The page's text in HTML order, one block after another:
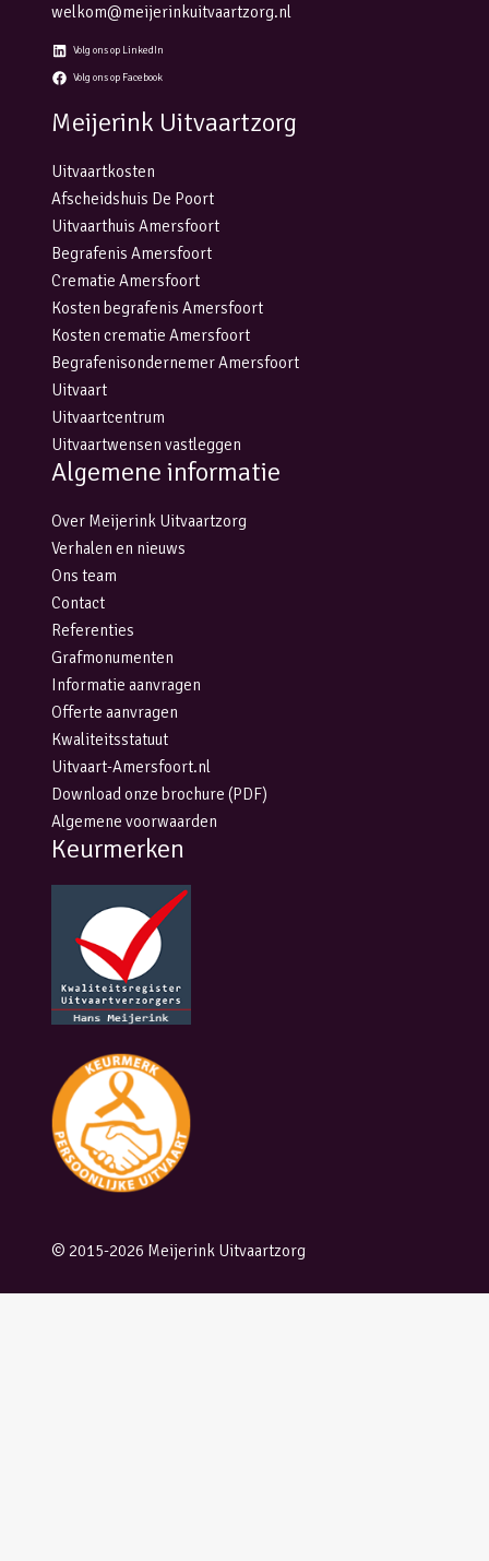
welkom@meijerinkuitvaartzorg.nl
Volg ons op LinkedIn
Volg ons op Facebook
Meijerink Uitvaartzorg
Uitvaartkosten
Afscheidshuis De Poort
Uitvaarthuis Amersfoort
Begrafenis Amersfoort
Crematie Amersfoort
Kosten begrafenis Amersfoort
Kosten crematie Amersfoort
Begrafenisondernemer Amersfoort
Uitvaart
Uitvaartcentrum
Uitvaartwensen vastleggen
Algemene informatie
Over Meijerink Uitvaartzorg
Verhalen en nieuws
Ons team
Contact
Referenties
Grafmonumenten
Informatie aanvragen
Offerte aanvragen
Kwaliteitsstatuut
Uitvaart-Amersfoort.nl
Download onze brochure (PDF)
Algemene voorwaarden
Keurmerken
© 2015-2026 Meijerink Uitvaartzorg